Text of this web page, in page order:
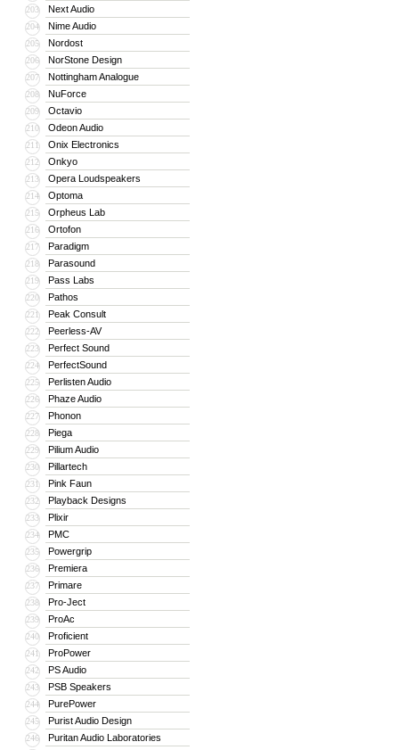
203 Next Audio
204 Nime Audio
205 Nordost
206 NorStone Design
207 Nottingham Analogue
208 NuForce
209 Octavio
210 Odeon Audio
211 Onix Electronics
212 Onkyo
213 Opera Loudspeakers
214 Optoma
215 Orpheus Lab
216 Ortofon
217 Paradigm
218 Parasound
219 Pass Labs
220 Pathos
221 Peak Consult
222 Peerless-AV
223 Perfect Sound
224 PerfectSound
225 Perlisten Audio
226 Phaze Audio
227 Phonon
228 Piega
229 Pilium Audio
230 Pillartech
231 Pink Faun
232 Playback Designs
233 Plixir
234 PMC
235 Powergrip
236 Premiera
237 Primare
238 Pro-Ject
239 ProAc
240 Proficient
241 ProPower
242 PS Audio
243 PSB Speakers
244 PurePower
245 Purist Audio Design
246 Puritan Audio Laboratories